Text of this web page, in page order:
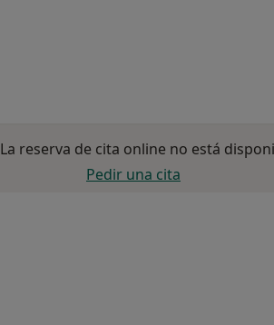
La reserva de cita online no está
Pedir una cita